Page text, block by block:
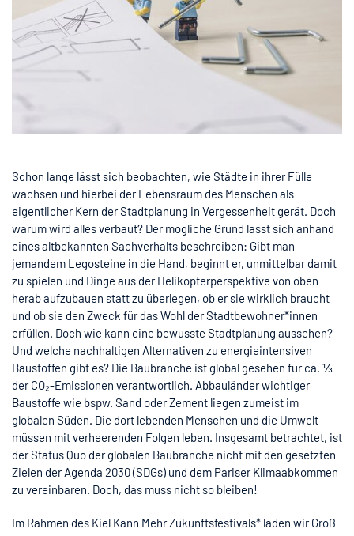
Schon lange lässt sich beobachten, wie Städte in ihrer Fülle
wachsen und hierbei der Lebensraum des Menschen als
eigentlicher Kern der Stadtplanung in Vergessenheit gerät. Doch
warum wird alles verbaut? Der mögliche Grund lässt sich anhand
eines altbekannten Sachverhalts beschreiben: Gibt man
jemandem Legosteine in die Hand, beginnt er, unmittelbar damit
zu spielen und Dinge aus der Helikopterperspektive von oben
herab aufzubauen statt zu überlegen, ob er sie wirklich braucht
und ob sie den Zweck für das Wohl der Stadtbewohner*innen
erfüllen. Doch wie kann eine bewusste Stadtplanung aussehen?
Und welche nachhaltigen Alternativen zu energieintensiven
Baustoffen gibt es? Die Baubranche ist global gesehen für ca. ⅓
der CO₂-Emissionen verantwortlich. Abbauländer wichtiger
Baustoffe wie bspw. Sand oder Zement liegen zumeist im
globalen Süden. Die dort lebenden Menschen und die Umwelt
müssen mit verheerenden Folgen leben. Insgesamt betrachtet, ist
der Status Quo der globalen Baubranche nicht mit den gesetzten
Zielen der Agenda 2030 (SDGs) und dem Pariser Klimaabkommen
zu vereinbaren. Doch, das muss nicht so bleiben!
Im Rahmen des Kiel Kann Mehr Zukunftsfestivals* laden wir Groß